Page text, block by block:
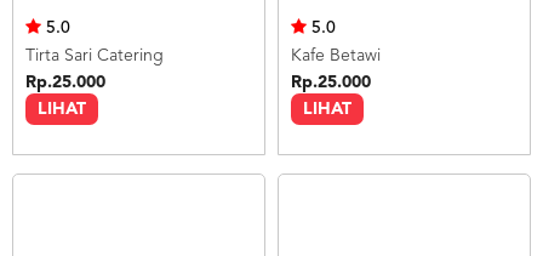
LIHAT
5.0
Tirta Sari Catering
Rp.25.000
LIHAT
5.0
Kafe Betawi
Rp.25.000